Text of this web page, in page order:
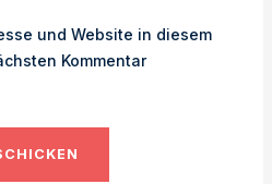
und Website in diesem
Kommentar